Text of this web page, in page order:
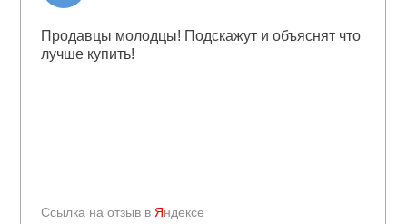
Ссылка на отзыв в Яндексе
Продавцы молодцы! Подскажут и объяснят что
лучше купить!